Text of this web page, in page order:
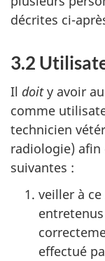
décrites ci-
3.2
Il doity avoir
comme
technicien
radiologie)
suivantes :
veiller à
effectué